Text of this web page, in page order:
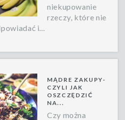
niekupowanie
rzeczy, które nie
i...
MĄDRE ZAKUPY-
CZYLI JAK
OSZCZĘDZIĆ
NA...
Czy można